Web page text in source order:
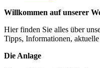
Willkommen auf unserer
Hier finden Sie alles über
Tipps, Informationen,
Die Anlage